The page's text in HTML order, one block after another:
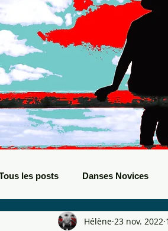
les posts Danses Novices
Danses DébutantsHélène 23 nov. 2022